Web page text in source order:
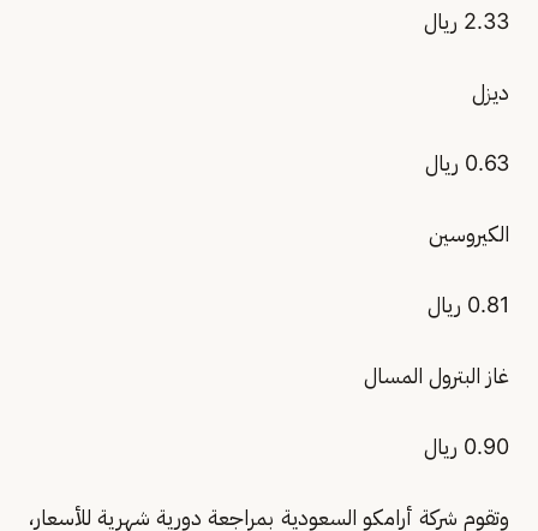
2.33 ريال
ديزل
0.63 ريال
الكيروسين
0.81 ريال
غاز البترول المسال
0.90 ريال
وتقوم شركة أرامكو السعودية بمراجعة دورية شهرية للأسعار،